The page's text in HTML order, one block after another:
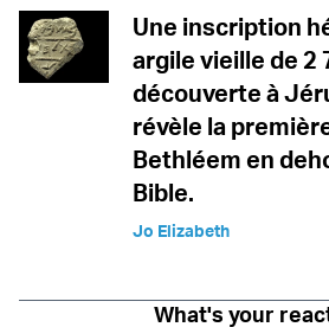
Une inscription
argile vieille de 2
découverte à
révèle la
Bethléem en
Bible.
Jo Elizabeth